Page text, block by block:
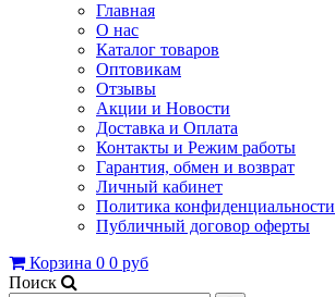
Главная
О нас
Каталог товаров
Оптовикам
Отзывы
Акции и Новости
Доставка и Оплата
Контакты и Режим работы
Гарантия, обмен и возврат
Личный кабинет
Политика конфиденциальности
Публичный договор оферты
Корзина 0 0 руб
Поиск